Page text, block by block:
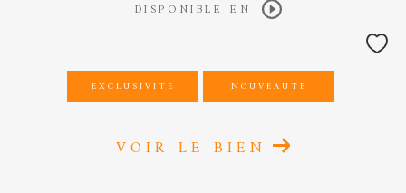
DISPONIBLE EN
EXCLUSIVITÉ NOUVEAUTÉ
VOIR LE BIEN